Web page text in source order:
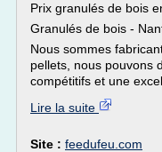
Prix granulés de bois
Granulés de bois -
Nous sommes
pellets, nous pouvons
compétitifs et une
Lire la suite
Site : feedufeu.com